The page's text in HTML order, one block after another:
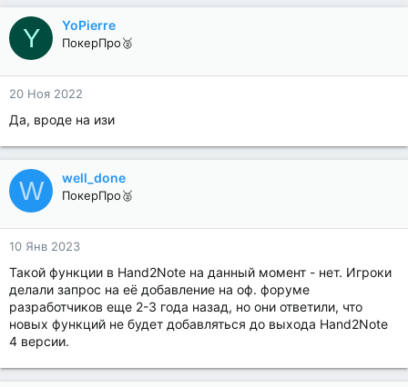
Y YoPierre
ПокерПро🥈
20 Ноя 2022
Да, вроде на изи
W well_done
ПокерПро🥈
10 Янв 2023
Такой функции в Hand2Note на данный момент - нет. Игроки
делали запрос на её добавление на оф. форуме
разработчиков еще 2-3 года назад, но они ответили, что
новых функций не будет добавляться до выхода Hand2Note
4 версии.